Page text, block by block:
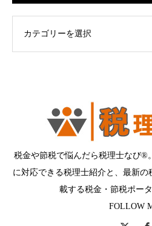
税金や節税で悩んだら税理士なび®
に対応できる税理士紹介と、最新
載する税金・節税ポー
FOLLOW